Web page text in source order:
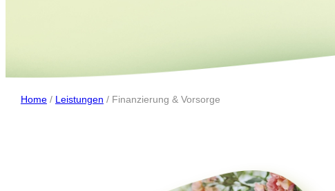
Home/ Leistungen / Finanzierung & Vorsorge